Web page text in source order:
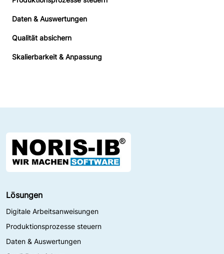
Daten & Auswertungen
Qualität absichern
Skalierbarkeit & Anpassung
Lösungen
Digitale Arbeitsanweisungen
Produktionsprozesse steuern
Daten & Auswertungen